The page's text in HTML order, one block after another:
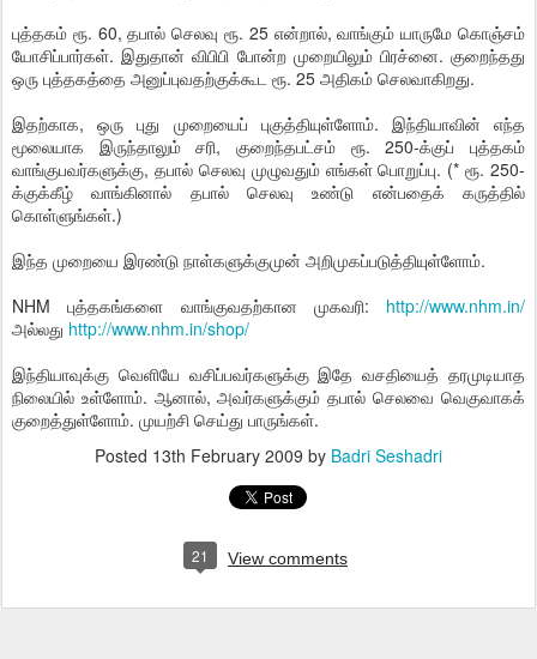
புத்தகம் ரூ. 60, தபால் செலவு ரூ. 25 என்றால், வாங்கும் யாருமே கொஞ்சம்
யோசிப்பார்கள். இதுதான் விபிபி போன்ற முறையிலும் பிரச்னை. குறைந்தது
ஒரு புத்தகத்தை அனுப்புவதற்குக்கூட ரூ. 25 அதிகம் செலவாகிறது.
இதற்காக, ஒரு புது முறையைப் புகுத்தியுள்ளோம். இந்தியாவின் எந்த
மூலையாக இருந்தாலும் சரி, குறைந்தபட்சம் ரூ. 250-க்குப் புத்தகம்
வாங்குபவர்களுக்கு, தபால் செலவு முழுவதும் எங்கள் பொறுப்பு. (* ரூ. 250-
க்குக்கீழ் வாங்கினால் தபால் செலவு உண்டு என்பதைக் கருத்தில்
கொள்ளுங்கள்.)
இந்த முறையை இரண்டு நாள்களுக்குமுன் அறிமுகப்படுத்தியுள்ளோம்.
NHM புத்தகங்களை வாங்குவதற்கான முகவரி: http://www.nhm.in/
அல்லது http://www.nhm.in/shop/
இந்தியாவுக்கு வெளியே வசிப்பவர்களுக்கு இதே வசதியைத் தரமுடியாத
நிலையில் உள்ளோம். ஆனால், அவர்களுக்கும் தபால் செலவை வெகுவாகக்
குறைத்துள்ளோம். முயற்சி செய்து பாருங்கள்.
Posted 13th February 2009 by Badri Seshadri
21 View comments